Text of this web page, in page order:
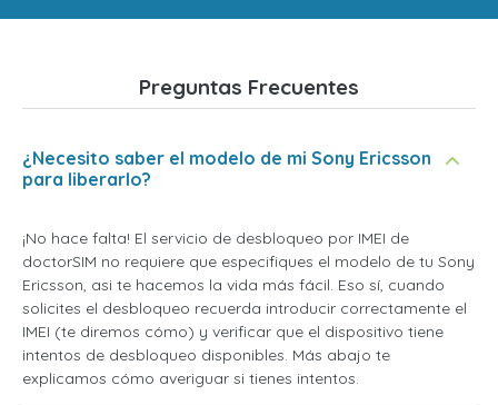
Preguntas Frecuentes
¿Necesito saber el modelo de mi Sony Ericsson
para liberarlo?
¡No hace falta! El servicio de desbloqueo por IMEI de
doctorSIM no requiere que especifiques el modelo de tu Sony
Ericsson, asi te hacemos la vida más fácil. Eso sí, cuando
solicites el desbloqueo recuerda introducir correctamente el
IMEI (te diremos cómo) y verificar que el dispositivo tiene
intentos de desbloqueo disponibles. Más abajo te
explicamos cómo averiguar si tienes intentos.